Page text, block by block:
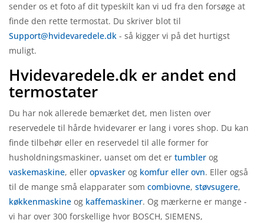
sender os et foto af dit typeskilt kan vi ud fra den forsøge at
finde den rette termostat. Du skriver blot til
Support@hvidevaredele.dk - så kigger vi på det hurtigst
muligt.
Hvidevaredele.dk er andet end
termostater
Du har nok allerede bemærket det, men listen over
reservedele til hårde hvidevarer er lang i vores shop. Du kan
finde tilbehør eller en reservedel til alle former for
husholdningsmaskiner, uanset om det er tumbler og
vaskemaskine, eller opvasker og komfur eller ovn. Eller også
til de mange små elapparater som combiovne, støvsugere,
køkkenmaskine og kaffemaskiner. Og mærkerne er mange -
vi har over 300 forskellige hvor BOSCH, SIEMENS,